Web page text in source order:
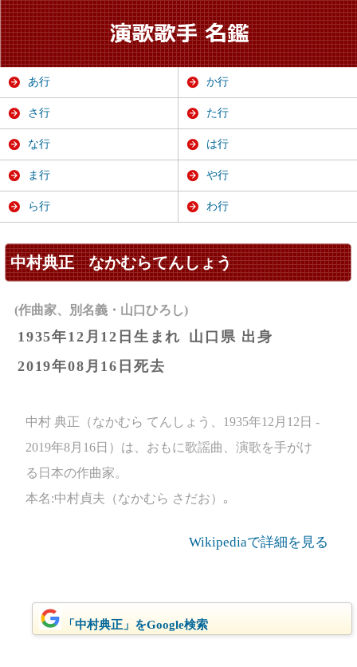
中村典正 なかむらてんしょう
(作曲家、別名義・山口ひろし)
1935年12月12日生まれ
山口県 出身
2019年08月16日死去
中村 典正（なかむら てんしょう、1935年12月12日 -
2019年8月16日）は、おもに歌謡曲、演歌を手がけ
る日本の作曲家。
本名:中村貞夫（なかむら さだお）｡
Wikipediaで詳細を見る
「中村典正」をGoogle検索
あ行 か行
さ行 た行
な行 は行
ま行 や行
ら行 わ行